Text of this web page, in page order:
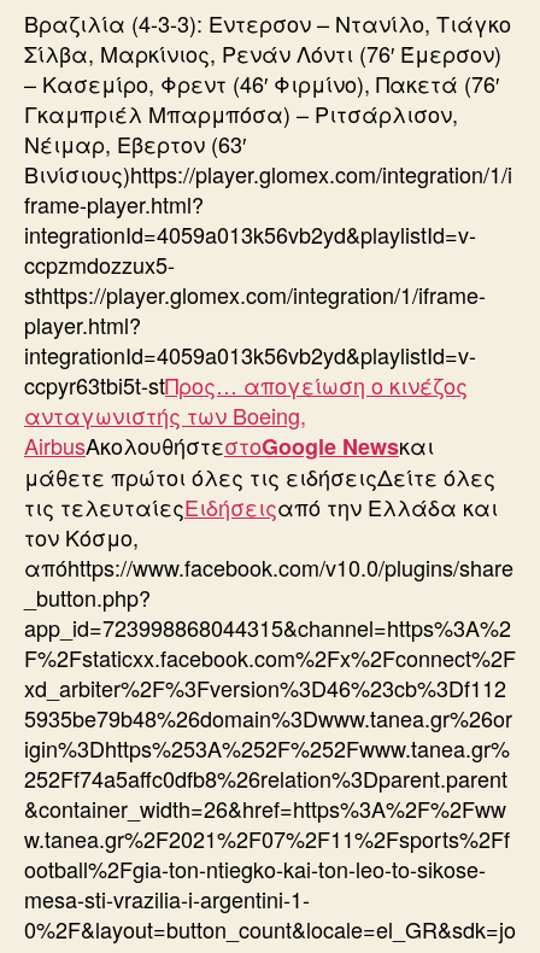
Βραζιλία (4-3-3): Εντερσον – Ντανίλο, Τιάγκο
Σίλβα, Μαρκίνιος, Ρενάν Λόντι (76′ Έμερσον)
– Κασεμίρο, Φρεντ (46′ Φιρμίνο), Πακετά (76′
Γκαμπριέλ Μπαρμπόσα) – Ριτσάρλισον,
Νέιμαρ, Εβερτον (63′
Βινίσιους)https://player.glomex.com/integration/1/i
frame-player.html?
integrationId=4059a013k56vb2yd&playlistId=v-
ccpzmdozzux5-
sthttps://player.glomex.com/integration/1/iframe-
player.html?
integrationId=4059a013k56vb2yd&playlistId=v-
ccpyr63tbi5t-stΠρος… απογείωση ο κινέζος
ανταγωνιστής των Boeing,
AirbusΑκολουθήστεστοGoogle Newsκαι
μάθετε πρώτοι όλες τις ειδήσειςΔείτε όλες
τις τελευταίεςΕιδήσειςαπό την Ελλάδα και
τον Κόσμο,
απόhttps://www.facebook.com/v10.0/plugins/share
_button.php?
app_id=723998868044315&channel=https%3A%2
F%2Fstaticxx.facebook.com%2Fx%2Fconnect%2F
xd_arbiter%2F%3Fversion%3D46%23cb%3Df112
5935be79b48%26domain%3Dwww.tanea.gr%26or
igin%3Dhttps%253A%252F%252Fwww.tanea.gr%
252Ff74a5affc0dfb8%26relation%3Dparent.parent
&container_width=26&href=https%3A%2F%2Fww
w.tanea.gr%2F2021%2F07%2F11%2Fsports%2Ff
ootball%2Fgia-ton-ntiegko-kai-ton-leo-to-sikose-
mesa-sti-vrazilia-i-argentini-1-
0%2F&layout=button_count&locale=el_GR&sdk=jo